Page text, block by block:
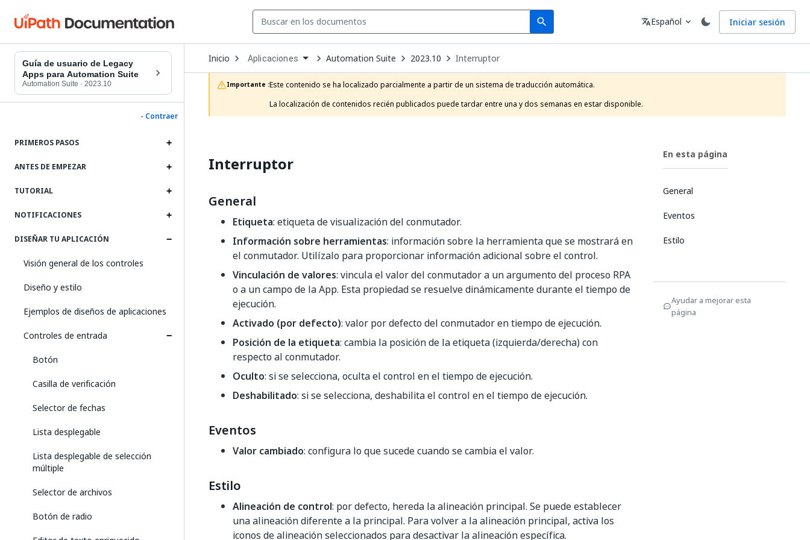
search
Search Idioma
translateEspañol expand_more Iniciar sesión
Guía de usuario de Legacy
Apps para Automation Suite
Automation Suite · 2023.10
- Contraer
PRIMEROS PASOS
ANTES DE EMPEZAR
TUTORIAL
NOTIFICACIONES
DISEÑAR TU APLICACIÓN
Visión general de los controles
Diseño y estilo
Ejemplos de diseños de aplicaciones
Controles de entrada
Botón
Casilla de verificación
Selector de fechas
Lista desplegable
Lista desplegable de selección
múltiple
Selector de archivos
Botón de radio
Inicio Open
Dropdown
to
choose
product
Aplicaciones Automation Suite 2023.10 Interruptor
Importante :Este contenido se ha localizado parcialmente a partir de un sistema de traducción automática.
La localización de contenidos recién publicados puede tardar entre una y dos semanas en estar disponible.
Interruptor
General
Etiqueta: etiqueta de visualización del conmutador.
Información sobre herramientas: información sobre la herramienta que se mostrará en
el conmutador. Utilízalo para proporcionar información adicional sobre el control.
Vinculación de valores: vincula el valor del conmutador a un argumento del proceso RPA
o a un campo de la App. Esta propiedad se resuelve dinámicamente durante el tiempo de
ejecución.
Activado (por defecto): valor por defecto del conmutador en tiempo de ejecución.
Posición de la etiqueta: cambia la posición de la etiqueta (izquierda/derecha) con
respecto al conmutador.
Oculto: si se selecciona, oculta el control en el tiempo de ejecución.
Deshabilitado: si se selecciona, deshabilita el control en el tiempo de ejecución.
Eventos
Valor cambiado: configura lo que sucede cuando se cambia el valor.
Estilo
Alineación de control: por defecto, hereda la alineación principal. Se puede establecer
una alineación diferente a la principal. Para volver a la alineación principal, activa los
iconos de alineación seleccionados para desactivar la alineación específica.
En esta página
General
Eventos
Estilo
Ayudar a mejorar esta
página